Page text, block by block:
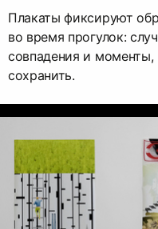
Плакаты фиксируют
во время прогулок:
совпадения и моменты,
сохранить.